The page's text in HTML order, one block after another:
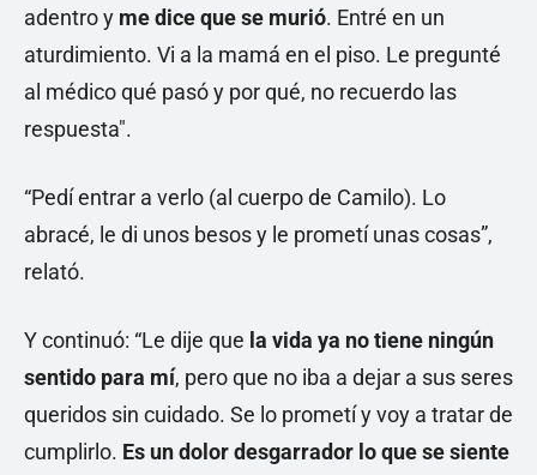
adentro y me dice que se murió. Entré en un
aturdimiento. Vi a la mamá en el piso. Le pregunté
al médico qué pasó y por qué, no recuerdo las
respuesta".
“Pedí entrar a verlo (al cuerpo de Camilo). Lo
abracé, le di unos besos y le prometí unas cosas”,
relató.
Y continuó: “Le dije que la vida ya no tiene ningún
sentido para mí, pero que no iba a dejar a sus seres
queridos sin cuidado. Se lo prometí y voy a tratar de
cumplirlo. Es un dolor desgarrador lo que se siente